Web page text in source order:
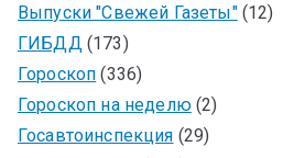
Выпуски "Свежей Газеты"(12)
ГИБДД (173)
Гороскоп (336)
Гороскоп на неделю(2)
Госавтоинспекция (29)